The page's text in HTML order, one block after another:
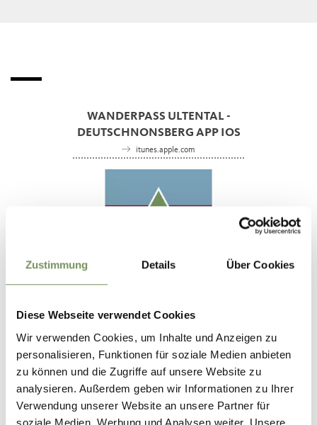
Zustimmung Details Über Cookies
Diese Webseite verwendet Cookies
Wir verwenden Cookies, um Inhalte und Anzeigen zu
personalisieren, Funktionen für soziale Medien anbieten
zu können und die Zugriffe auf unsere Website zu
analysieren. Außerdem geben wir Informationen zu Ihrer
Verwendung unserer Website an unsere Partner für
soziale Medien, Werbung und Analysen weiter. Unsere
WANDERPASS ULTENTAL -
DEUTSCHNONSBERG APP IOS
itunes.apple.com
ECHTE QUALITÄT AM BERG -
play.google.com